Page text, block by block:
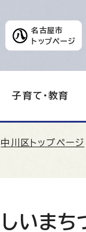
名古屋市
トップページ
子育て・教育
中川区トップページ
しいま